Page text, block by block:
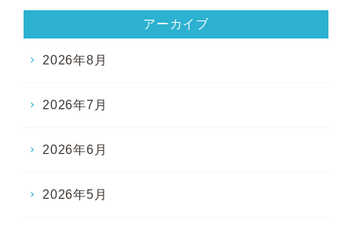
アーカイブ
2026年8月
2026年7月
2026年6月
2026年5月